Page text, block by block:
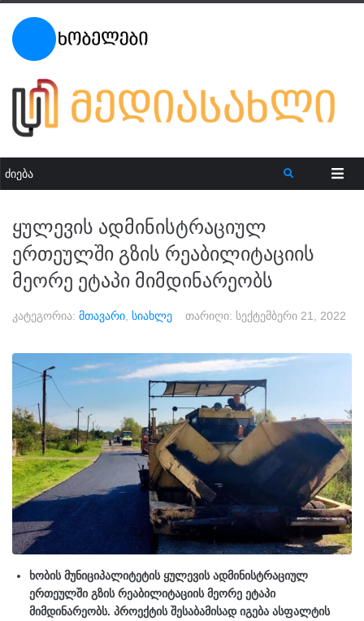
ყულევის ადმინისტრაციულ
ერთეულში გზის რეაბილიტაციის
მეორე ეტაპი მიმდინარეობს
კატეგორია: მთავარი სიახლე თარიღი: სექტემბერი 21, 2022
ხობის მუნიციპალიტეტის ყულევის ადმინისტრაციულ
ერთეულში გზის რეაბილიტაციის მეორე ეტაპი
მიმდინარეობს. პროექტის შესაბამისად იგება ასფალტის